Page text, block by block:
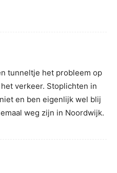
tunneltje het probleem op
verkeer. Stoplichten in
en ben eigenlijk wel blij
weg zijn in Noordwijk.